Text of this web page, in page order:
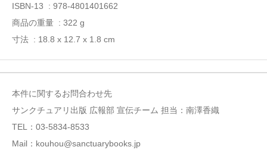
ISBN-13 ‏ : ‎978-4801401662
商品の重量 ‏ : ‎322 g
寸法 ‏ : ‎18.8 x 12.7 x 1.8 cm
本件に関するお問合わせ先
サンクチュアリ出版 広報部 宣伝チーム 担当：南澤香織
TEL：03-5834-8533
Mail：kouhou@sanctuarybooks.jp